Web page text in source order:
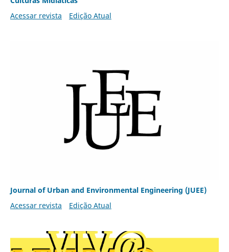
Acessar revista
Edição Atual
Journal of Urban and Environmental Engineering (JUEE)
Acessar revista
Edição Atual